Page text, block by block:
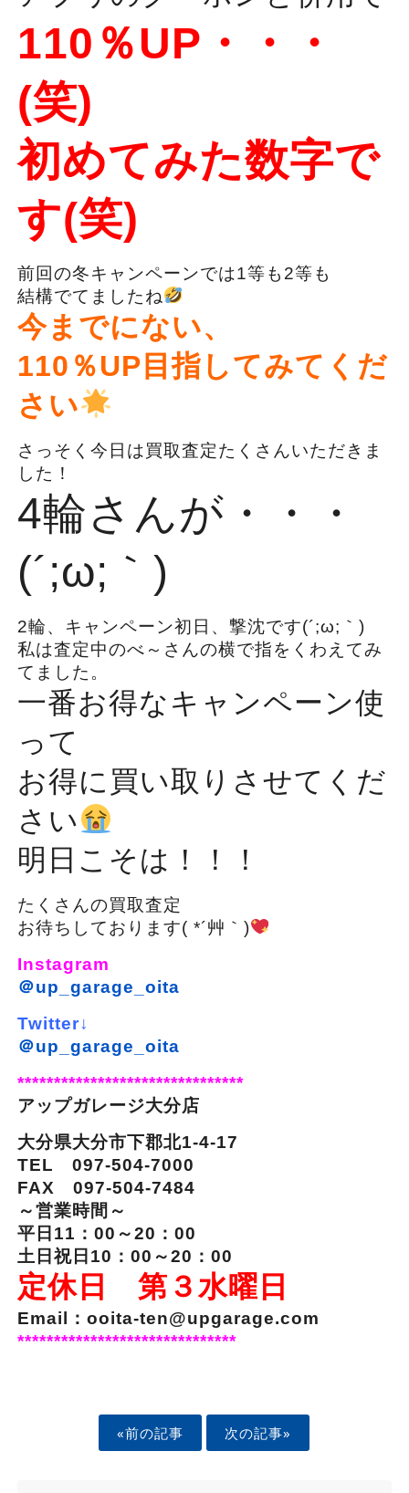
110％UP・・・
(笑)
初めてみた数字で
す(笑)
前回の冬キャンペーンでは1等も2等も
結構でてましたね
今までにない、
110％UP目指してみてくだ
さい
さっそく今日は買取査定たくさんいただきま
した！
4輪さんが・・・
(´;ω;｀)
2輪、キャンペーン初日、撃沈です(´;ω;｀)
私は査定中のべ～さんの横で指をくわえてみ
てました。
一番お得なキャンペーン使
って
お得に買い取りさせてくだ
さい
明日こそは！！！
たくさんの買取査定
お待ちしております( *´艸｀)
Instagram
＠up_garage_oita
Twitter↓
＠up_garage_oita
*******************************
アップガレージ大分店
大分県大分市下郡北1-4-17
TEL 097-504-7000
FAX 097-504-7484
～営業時間～
平日11：00～20：00
土日祝日10：00～20：00
定休日 第３水曜日
Email：ooita-ten@upgarage.com
******************************
«前の記事 次の記事»